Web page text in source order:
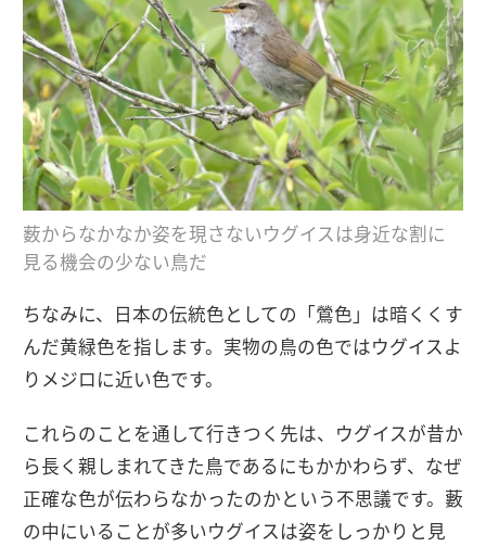
薮からなかなか姿を現さないウグイスは身近な割に
見る機会の少ない鳥だ
ちなみに、日本の伝統色としての「鶯色」は暗くくす
んだ黄緑色を指します。実物の鳥の色ではウグイスよ
りメジロに近い色です。
これらのことを通して行きつく先は、ウグイスが昔か
ら長く親しまれてきた鳥であるにもかかわらず、なぜ
正確な色が伝わらなかったのかという不思議です。藪
の中にいることが多いウグイスは姿をしっかりと見